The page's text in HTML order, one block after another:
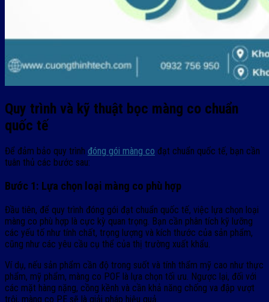
Quy trình và kỹ thuật bọc màng co chuẩn
quốc tế
Để đảm bảo quy trình đóng gói màng co đạt chuẩn quốc tế, bạn cần
tuân thủ các bước sau:
Bước 1: Lựa chọn loại màng co phù hợp
Đầu tiên, để quy trình đóng gói đạt chuẩn quốc tế, việc lựa chọn loại
màng co phù hợp là cực kỳ quan trọng. Bạn cần phân tích kỹ lưỡng
các yếu tố như tính chất, trọng lượng và kích thước của sản phẩm,
cũng như các yêu cầu cụ thể của thị trường xuất khẩu.
Ví dụ, nếu sản phẩm cần độ trong suốt và tính thẩm mỹ cao như thực
phẩm, mỹ phẩm, màng co POF là lựa chọn tối ưu. Ngược lại, đối với
các mặt hàng nặng, cồng kềnh và cần khả năng chống va đập vượt
trội, màng co PE sẽ là giải pháp hiệu quả.